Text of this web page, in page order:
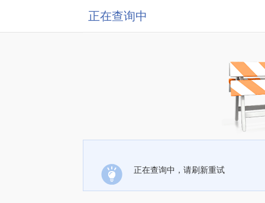
正在查询中
正在查询中，请刷新重试